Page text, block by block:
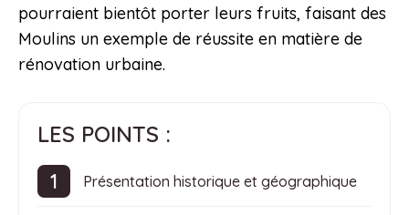
pourraient bientôt porter leurs fruits, faisant des
Moulins un exemple de réussite en matière de
rénovation urbaine.
LES POINTS :
Présentation historique et géographique